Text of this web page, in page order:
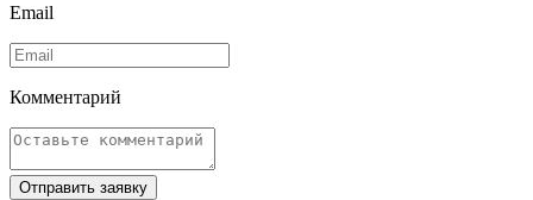
Email
Комментарий
Отправить заявку